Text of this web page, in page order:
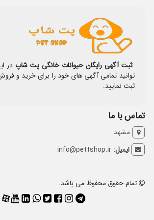
ثبت آگهی رایگان حیوانات خانگی پت شاپ در
توانید تمامی آگهی های خود را برای خرید و
ثبت نمایید.
تماس با ما
مشهد
ایمیل:info@pettshop.ir
تمام حقوق محفوظ می باشد.